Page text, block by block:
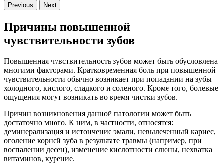
Previous Next
Причины повышенной
чувствительности зубов
Повышенная чувствительность зубов может быть обусловлена
многими факторами. Кратковременная боль при повышенной
чувствительности обычно возникает при попадании на зубы
холодного, кислого, сладкого и соленого. Кроме того, болевые
ощущения могут возникать во время чистки зубов.
Причин возникновения данной патологии может быть
достаточно много. К ним, в частности, относятся:
деминерализация и истончение эмали, невылеченный кариес,
оголение корней зуба в результате травмы (например, при
воспалении десен), изменение кислотности слюны, нехватка
витаминов, курение.